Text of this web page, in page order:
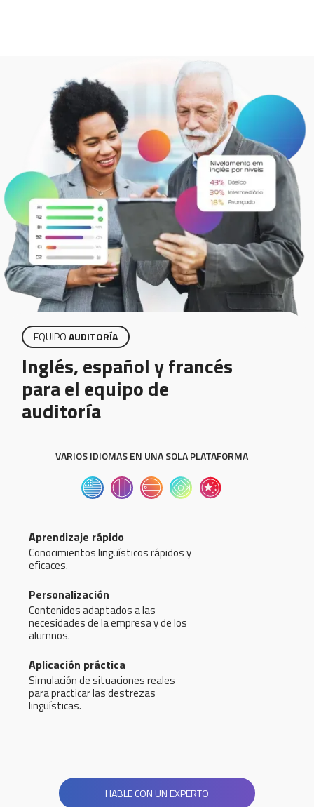
EQUIPOAUDITORÍA
Inglés, español y francés
para el equipo de
auditoría
VARIOS IDIOMAS EN UNA SOLA PLATAFORMA
Aprendizaje rápido
Conocimientos lingüísticos rápidos y
eficaces.
Personalización
Contenidos adaptados a las
necesidades de la empresa y de los
alumnos.
Aplicación práctica
Simulación de situaciones reales
para practicar las destrezas
lingüísticas.
HABLE CON UN EXPERTO